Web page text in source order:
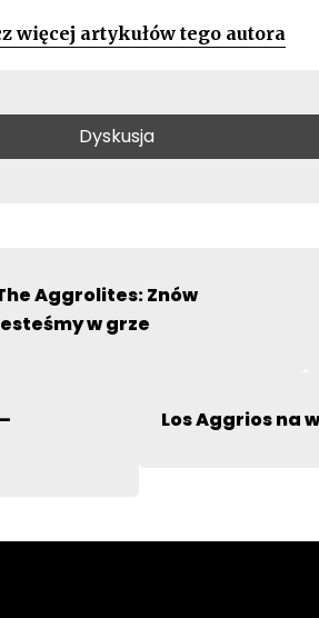
więcej artykułów tego autora
Dyskusja
wypełnienie jest wymagane, są
Aggrolites: Znów
w grze
Los Aggrios na